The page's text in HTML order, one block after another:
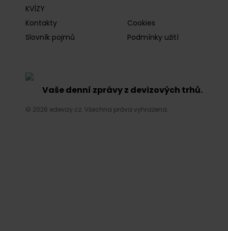
KVÍZY
Kontakty
Cookies
Slovník pojmů
Podmínky užití
Vaše denní zprávy z devizových trhů.
© 2026 edevizy.cz. Všechna práva vyhrazena.